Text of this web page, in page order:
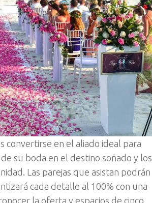
convertirse en el aliado ideal para
su boda en el destino soñado y los
Las parejas que asistan podrán
cada detalle al 100% con una
la oferta y espacios de cinco